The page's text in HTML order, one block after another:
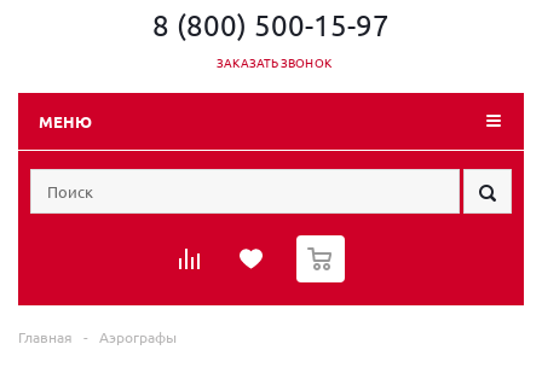
8 (800) 500-15-97
ЗАКАЗАТЬ ЗВОНОК
МЕНЮ
0
Главная - Аэрографы